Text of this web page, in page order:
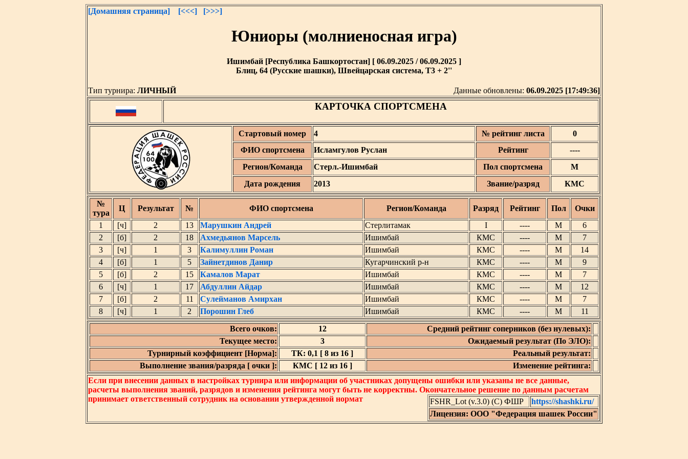
[Домашняя страница] [<<<] [>>>]
Юниоры (молниеносная игра)
Ишимбай [Республика Башкортостан] [ 06.09.2025 / 06.09.2025 ]
Блиц, 64 (Русские шашки), Швейцарская система, T3 + 2''
Тип турнира: ЛИЧНЫЙ Данные обновлены: 06.09.2025 [17:49:36]
КАРТОЧКА СПОРТСМЕНА
Стартовый номер 4 № рейтинг листа
0
ФИО спортсмена
Исламгулов Руслан Рейтинг
----
Регион/Команда
Стерл.-Ишимбай Пол спортсмена
М
Дата рождения
2013 Звание/разряд КМС
№
тура
Ц Результат № ФИО спортсмена Регион/Команда Разряд Рейтинг Пол
Очки
1
[ч] 2 13 Марушкин Андрей Стерлитамак I ---- М
6
2
[б] 2 18 Ахмедьянов Марсель Ишимбай КМС ---- М
7
3
[ч] 1 3 Калимуллин Роман Ишимбай КМС ---- М
14
4
[б] 1 5 Зайнетдинов Данир Кугарчинский р-н КМС ---- М
9
5
[б] 2 15 Камалов Марат Ишимбай КМС ---- М
7
6
[ч] 1 17 Абдуллин Айдар Ишимбай КМС ---- М
12
7
[б] 2 11 Сулейманов Амирхан Ишимбай КМС ---- М
7
8
[ч] 1 2 Порошин Глеб Ишимбай КМС ---- М
11
Всего очков:
12
Средний рейтинг соперников (без нулевых):
Текущее место:
3
Ожидаемый результат (По ЭЛО):
Турнирный коэффициент [Норма]:
ТК: 0,1 [ 8 из 16 ]
Реальный результат:
Выполнение звания/разряда [ очки ]:
КМС [ 12 из 16 ]
Изменение рейтинга:
Если при внесении данных в настройках турнира или информации об участниках допущены ошибки или указаны не все данные,
расчеты выполнения званий, разрядов и изменения рейтинга могут быть не корректны. Окончательное решение по данным расчетам
принимает ответственный сотрудник на основании утвержденной нормат
FSHR_Lot (v.3.0) (C) ФШР
https://shashki.ru/
Лицензия: ООО "Федерация шашек России"